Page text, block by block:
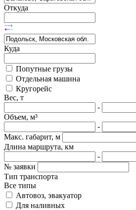
Откуда
Куда
Попутные грузы
Отдельная машина
Кругорейс
Вес, т
-
Объем, м³
-
Макс. габарит, м
Длина маршрута, км
-
№ заявки
Тип транспорта
Все типы
Автовоз, эвакуатор
Для наливных